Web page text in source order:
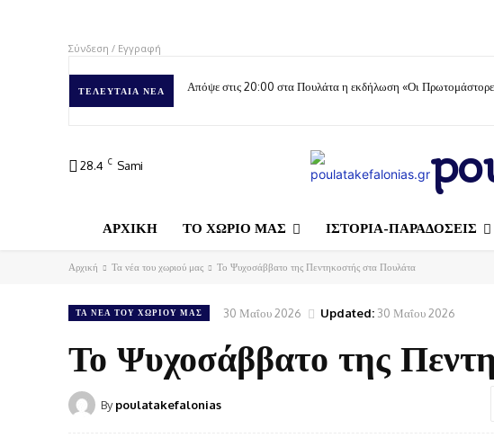
Σύνδεση / Εγγραφή
ΤΕΛΕΥΤΑΊΑ ΝΈΑ Απόψε στις 20:00 στα Πουλάτα η εκδήλωση «Οι
28.4 C Sami
ΑΡΧΙΚΗ ΤΟ ΧΩΡΙΟ ΜΑΣ ΙΣΤΟΡΙΑ-ΠΑΡΑΔΟΣΕΙΣ
Αρχική Τα νέα του χωριού μας Το Ψυχοσάββατο της Πεντηκοστής στα Πουλάτα
ΤΑ ΝΈΑ ΤΟΥ ΧΩΡΙΟΎ ΜΑΣ 30 Μαΐου 2026 Updated: 30 Μαΐου 2026
Το Ψυχοσάββατο της
By poulatakefalonias